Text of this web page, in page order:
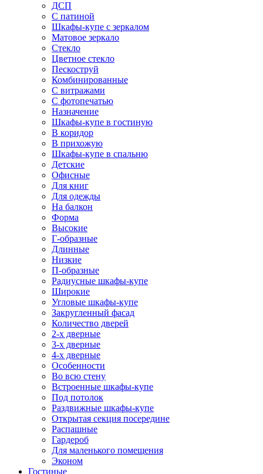
ДСП
С патиной
Шкафы-купе с зеркалом
Матовое зеркало
Стекло
Цветное стекло
Пескоструй
Комбинированные
С витражами
С фотопечатью
Назначение
Шкафы-купе в гостиную
В коридор
В прихожую
Шкафы-купе в спальню
Детские
Офисные
Для книг
Для одежды
На балкон
Форма
Высокие
Г-образные
Длинные
Низкие
П-образные
Радиусные шкафы-купе
Широкие
Угловые шкафы-купе
Закругленный фасад
Количество дверей
2-х дверные
3-х дверные
4-х дверные
Особенности
Во всю стену
Встроенные шкафы-купе
Под потолок
Раздвижные шкафы-купе
Открытая секция посередине
Распашные
Гардероб
Для маленького помещения
Эконом
Гостиные